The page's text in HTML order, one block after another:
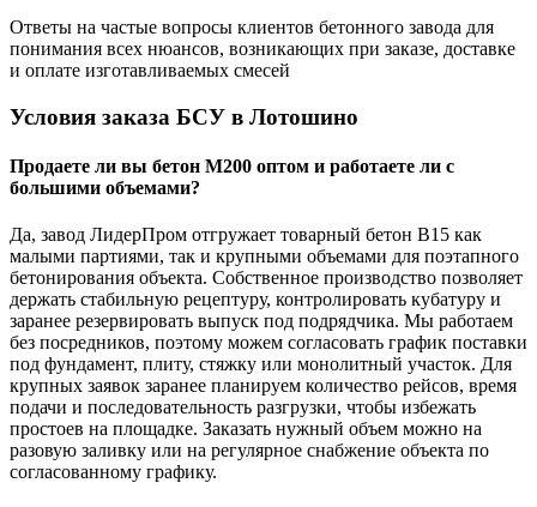
Ответы на частые вопросы клиентов бетонного завода для
понимания всех нюансов, возникающих при заказе, доставке
и оплате изготавливаемых смесей
Условия заказа БСУ в Лотошино
Продаете ли вы бетон М200 оптом и работаете ли с
большими объемами?
Да, завод ЛидерПром отгружает товарный бетон В15 как
малыми партиями, так и крупными объемами для поэтапного
бетонирования объекта. Собственное производство позволяет
держать стабильную рецептуру, контролировать кубатуру и
заранее резервировать выпуск под подрядчика. Мы работаем
без посредников, поэтому можем согласовать график поставки
под фундамент, плиту, стяжку или монолитный участок. Для
крупных заявок заранее планируем количество рейсов, время
подачи и последовательность разгрузки, чтобы избежать
простоев на площадке. Заказать нужный объем можно на
разовую заливку или на регулярное снабжение объекта по
согласованному графику.